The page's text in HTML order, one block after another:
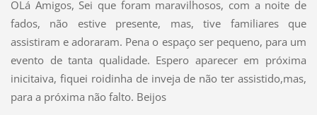
OLá Amigos, Sei que foram maravilhosos, com a noite de
fados, não estive presente, mas, tive familiares que
assistiram e adoraram. Pena o espaço ser pequeno, para um
evento de tanta qualidade. Espero aparecer em próxima
inicitaiva, fiquei roidinha de inveja de não ter assistido,mas,
para a próxima não falto. Beijos